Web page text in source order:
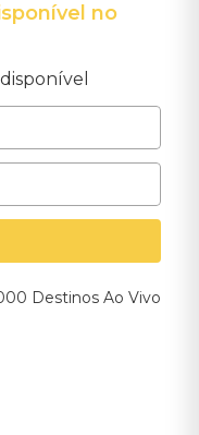
no
Destinos Ao Vivo